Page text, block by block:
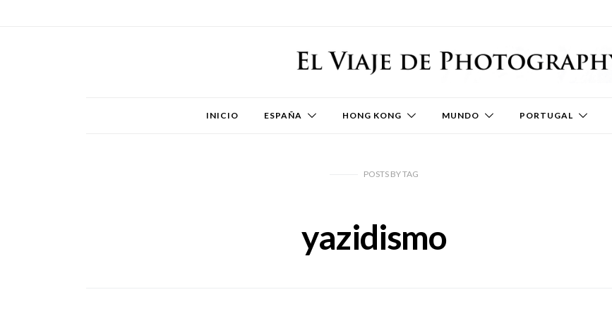
INICIO ESPAÑA HONG KONG MUNDO PORTUGAL
POSTS BYTAG
yazidismo